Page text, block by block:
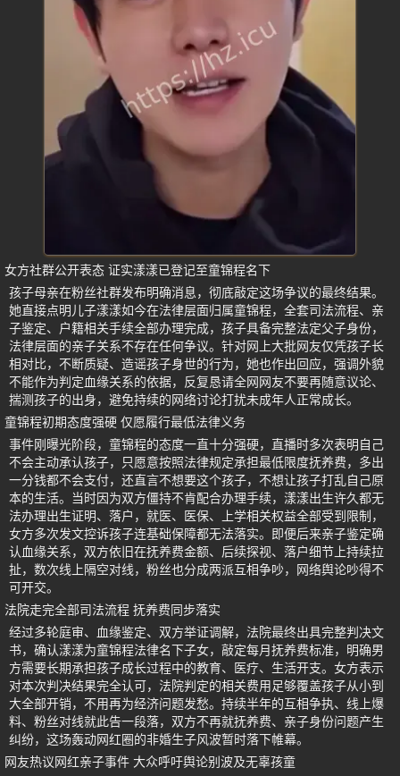
女方社群公开表态 证实漾漾已登记至童锦程名下
孩子母亲在粉丝社群发布明确消息，彻底敲定这场争议的最终结果。
她直接点明儿子漾漾如今在法律层面归属童锦程，全套司法流程、亲
子鉴定、户籍相关手续全部办理完成，孩子具备完整法定父子身份，
法律层面的亲子关系不存在任何争议。针对网上大批网友仅凭孩子长
相对比，不断质疑、造谣孩子身世的行为，她也作出回应，强调外貌
不能作为判定血缘关系的依据，反复恳请全网网友不要再随意议论、
揣测孩子的出身，避免持续的网络讨论打扰未成年人正常成长。
童锦程初期态度强硬 仅愿履行最低法律义务
事件刚曝光阶段，童锦程的态度一直十分强硬，直播时多次表明自己
不会主动承认孩子，只愿意按照法律规定承担最低限度抚养费，多出
一分钱都不会支付，还直言不想要这个孩子，不想让孩子打乱自己原
本的生活。当时因为双方僵持不肯配合办理手续，漾漾出生许久都无
法办理出生证明、落户，就医、医保、上学相关权益全部受到限制，
女方多次发文控诉孩子连基础保障都无法落实。即便后来亲子鉴定确
认血缘关系，双方依旧在抚养费金额、后续探视、落户细节上持续拉
扯，数次线上隔空对线，粉丝也分成两派互相争吵，网络舆论吵得不
可开交。
法院走完全部司法流程 抚养费同步落实
经过多轮庭审、血缘鉴定、双方举证调解，法院最终出具完整判决文
书，确认漾漾为童锦程法律名下子女，敲定每月抚养费标准，明确男
方需要长期承担孩子成长过程中的教育、医疗、生活开支。女方表示
对本次判决结果完全认可，法院判定的相关费用足够覆盖孩子从小到
大全部开销，不用再为经济问题发愁。持续半年的互相争执、线上爆
料、粉丝对线就此告一段落，双方不再就抚养费、亲子身份问题产生
纠纷，这场轰动网红圈的非婚生子风波暂时落下帷幕。
网友热议网红亲子事件 大众呼吁舆论别波及无辜孩童